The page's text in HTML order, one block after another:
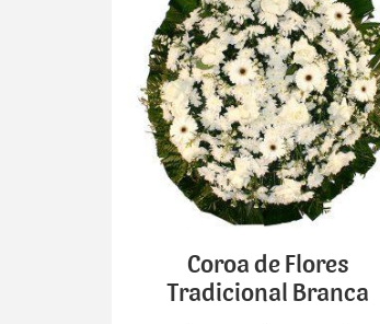
Coroa de Flores
Tradicional Branca